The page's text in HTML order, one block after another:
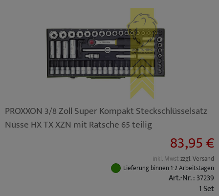
PROXXON 3/8 Zoll Super Kompakt Steckschlüsselsatz
Nüsse HX TX XZN mit Ratsche 65 teilig
83,95 €
inkl. Mwstzzgl. Versand
Lieferung binnen 1-2 Arbeitstagen
Art.-Nr. : 37239
1 Set